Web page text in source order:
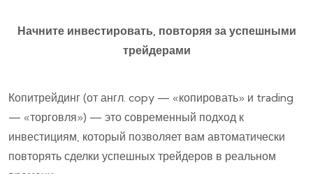
Начните инвестировать, повторяя за успешными
трейдерами
Копитрейдинг (от англ. copy — «копировать» и trading
— «торговля») — это современный подход к
инвестициям, который позволяет вам автоматически
повторять сделки успешных трейдеров в реальном